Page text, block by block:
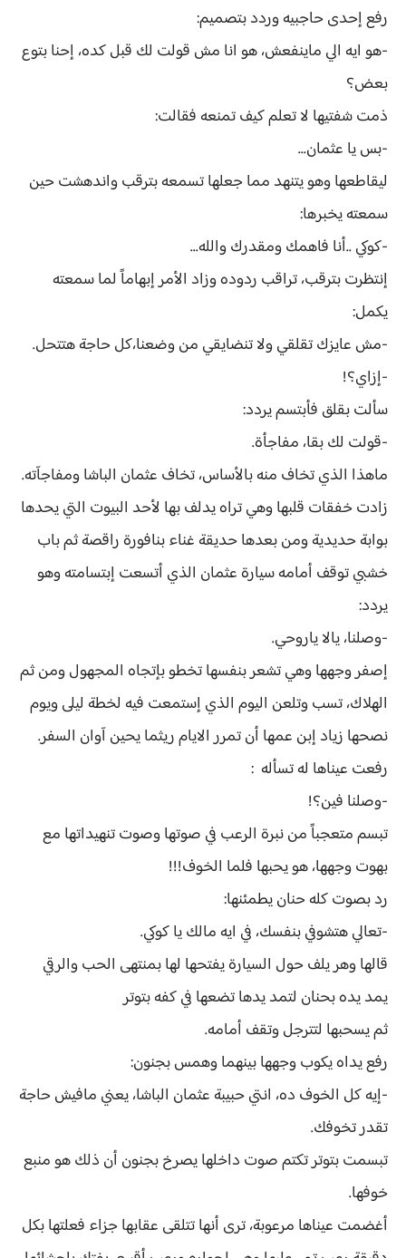
رفع إحدى حاجبيه وردد بتصميم:
-هو ايه الي ماينفعش، هو انا مش قولت لك قبل كده، إحنا بتوع
بعض؟
ذمت شفتيها لا تعلم كيف تمنعه فقالت:
-بس يا عثمان...
ليقاطعها وهو يتنهد مما جعلها تسمعه بترقب واندهشت حين
سمعته يخبرها:
-كوكي ..أنا فاهمك ومقدرك والله...
إنتظرت بترقب، تراقب ردوده وزاد الأمر إبهاماً لما سمعته
يكمل:
-مش عايزك تقلقي ولا تنضايقي من وضعنا،كل حاجة هتتحل.
-إزاي؟!
سألت بقلق فأبتسم يردد:
-قولت لك بقا، مفاجأة.
ماهذا الذي تخاف منه بالأساس، تخاف عثمان الباشا ومفاجآته.
زادت خفقات قلبها وهي تراه يدلف بها لأحد البيوت التي يحدها
بوابة حديدية ومن بعدها حديقة غناء بنافورة راقصة ثم باب
خشبي توقف أمامه سيارة عثمان الذي أتسعت إبتسامته وهو
يردد:
-وصلنا، يالا ياروحي.
إصفر وجهها وهي تشعر بنفسها تخطو بإتجاه المجهول ومن ثم
الهلاك، تسب وتلعن اليوم الذي إستمعت فيه لخطة ليلى ويوم
نصحها زياد إبن عمها أن تمرر الايام ريثما يحين آوان السفر.
رفعت عيناها له تسأله :
-وصلنا فين؟!
تبسم متعجباً من نبرة الرعب في صوتها وصوت تنهيداتها مع
بهوت وجهها، هو يحبها فلما الخوف!!!
رد بصوت كله حنان يطمئنها:
-تعالي هتشوفي بنفسك، في ايه مالك يا كوكي.
قالها وهر يلف حول السيارة يفتحها لها بمنتهى الحب والرقي
يمد يده بحنان لتمد يدها تضعها في كفه بتوتر
ثم يسحبها لتترجل وتقف أمامه.
رفع يداه يكوب وجهها بينهما وهمس بجنون:
-إيه كل الخوف ده، انتي حبيبة عثمان الباشا، يعني مافيش حاجة
تقدر تخوفك.
تبسمت بتوتر تكتم صوت داخلها يصرخ بجنون أن ذلك هو منبع
خوفها.
أغضمت عيناها مرعوبة، ترى أنها تتلقى عقابها جزاء فعلتها بكل